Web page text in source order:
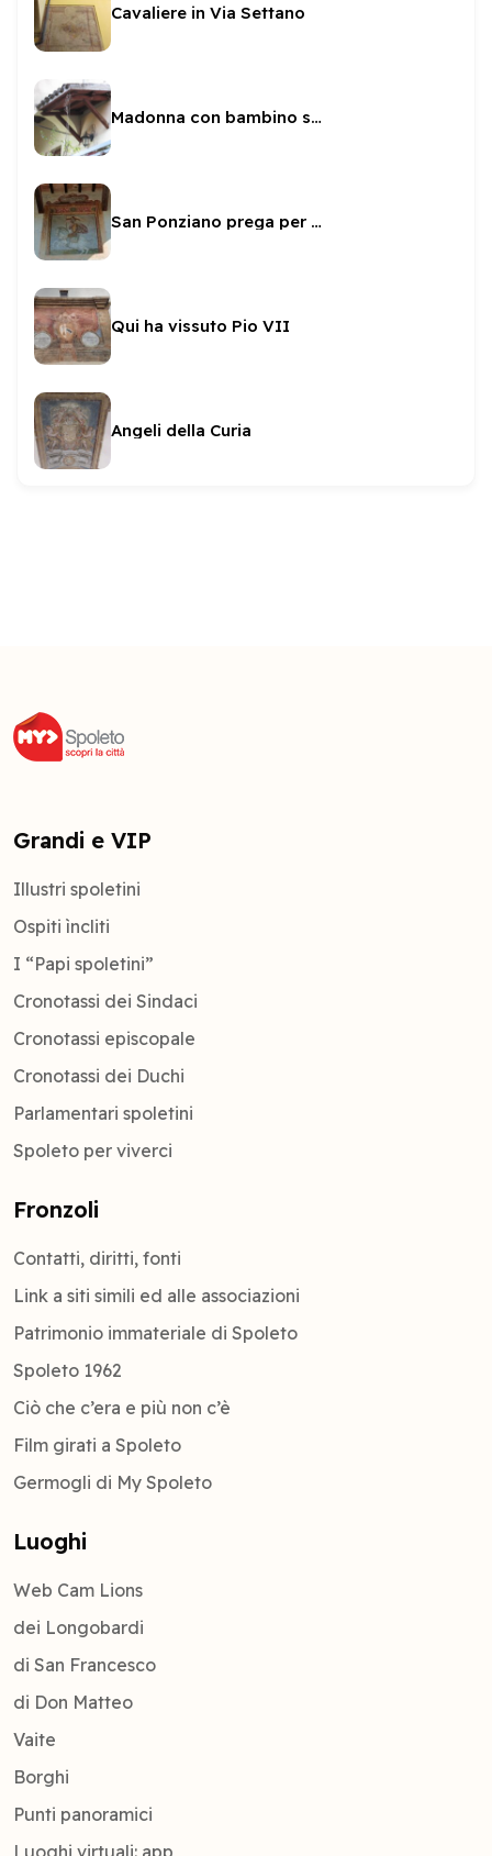
Cavaliere in Via Settano
Madonna con bambino sulla Casa di Loreto
San Ponziano prega per noi
Qui ha vissuto Pio VII
Angeli della Curia
Grandi e VIP
Illustri spoletini
Ospiti ìncliti
I “Papi spoletini”
Cronotassi dei Sindaci
Cronotassi episcopale
Cronotassi dei Duchi
Parlamentari spoletini
Spoleto per viverci
Fronzoli
Contatti, diritti, fonti
Link a siti simili ed alle associazioni
Patrimonio immateriale di Spoleto
Spoleto 1962
Ciò che c’era e più non c’è
Film girati a Spoleto
Germogli di My Spoleto
Luoghi
Web Cam Lions
dei Longobardi
di San Francesco
di Don Matteo
Vaite
Borghi
Punti panoramici